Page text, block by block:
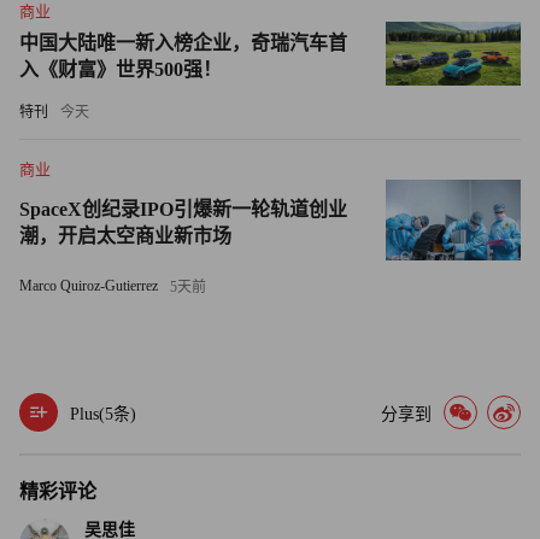
2023年，李重根向家乡的居民和本地学校的校友发放了超过
1亿美元现金。
李重根出生于一个小村庄云坪里，幼年家庭贫困。媒体称，
者在他三年监狱服刑期间对他的帮助。
这位企业家白手起家的故事在2004年经历了一次波折，当时
据UPI News Korea报道，由于这些判决，李重根在五年内被
到2027年年初才可以再次领导富荣集团。（财富中文网）
商业
中国大陆唯一新入榜企业，奇瑞汽车首
入《财富》世界500强！
特刊 今天
商业
SpaceX创纪录IPO引爆新一轮轨道创业
潮，开启太空商业新市场
Marco Quiroz-Gutierrez 5天前
Plus(5条) 分享到
精彩评论
吴思佳